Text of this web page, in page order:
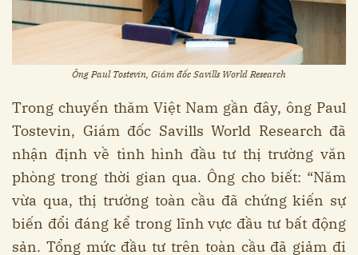
Ông Paul Tostevin, Giám đốc Savills World Research
Trong chuyến thăm Việt Nam gần đây, ông Paul
Tostevin, Giám đốc Savills World Research đã
nhận định về tình hình đầu tư thị trường văn
phòng trong thời gian qua. Ông cho biết: “Năm
vừa qua, thị trường toàn cầu đã chứng kiến sự
biến đổi đáng kể trong lĩnh vực đầu tư bất động
sản. Tổng mức đầu tư trên toàn cầu đã giảm đi